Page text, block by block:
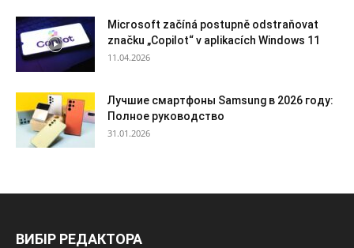
Microsoft začíná postupně odstraňovat
značku „Copilot“ v aplikacích Windows 11
11.04.2026
Лучшие смартфоны Samsung в 2026 году:
Полное руководство
31.01.2026
ВИБІР РЕДАКТОРА